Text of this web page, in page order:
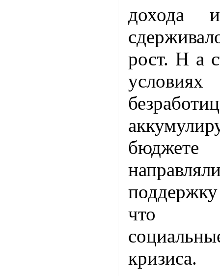
дохода
рост. Н а
что
кризиса.